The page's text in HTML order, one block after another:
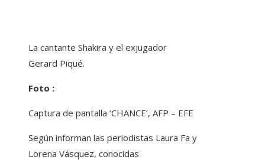
La cantante Shakira y el exjugador
Gerard Piqué.
Foto :
Captura de pantalla ‘CHANCE’, AFP – EFE
Según informan las periodistas Laura Fa y
Lorena Vásquez, conocidas